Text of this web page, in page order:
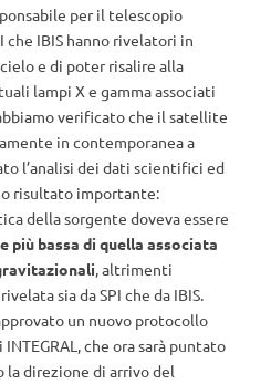
per il telescopio
che IBIS hanno rivelatori in
e di poter risalire alla
lampi X e gamma associati
verificato che il satellite
in contemporanea a
l’analisi dei dati scientifici ed
risultato importante:
della sorgente doveva essere
più bassa di quella associata
, altrimenti
sia da SPI che da IBIS.
un nuovo protocollo
che ora sarà puntato
la direzione di arrivo del